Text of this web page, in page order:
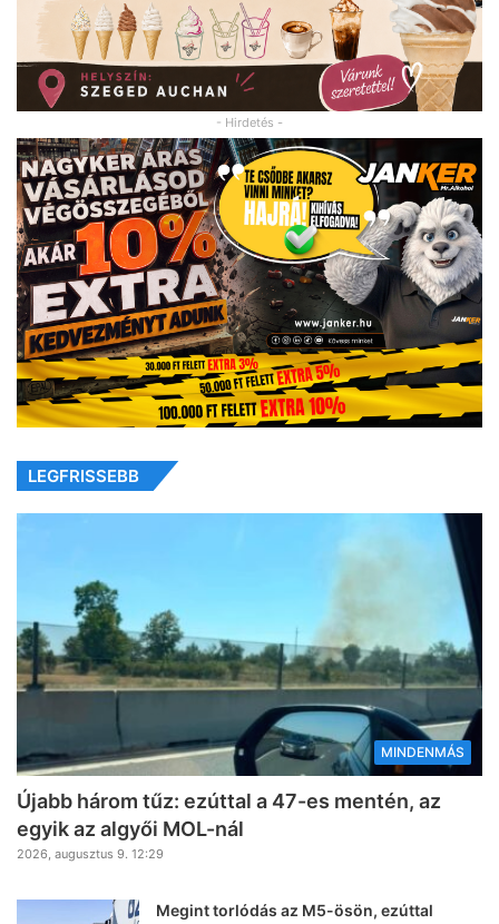
- Hirdetés -
LEGFRISSEBB
MINDENMÁS
Újabb három tűz: ezúttal a 47-es mentén, az
egyik az algyői MOL-nál
2026, augusztus 9. 12:29
Megint torlódás az M5-ösön, ezúttal